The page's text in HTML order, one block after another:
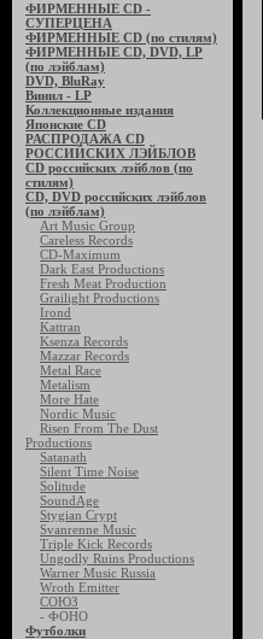
ФИРМЕННЫЕ CD -
СУПЕРЦЕНА
ФИРМЕННЫЕ CD (по стилям)
ФИРМЕННЫЕ CD, DVD, LP
(по лэйблам)
DVD, BluRay
Винил - LP
Коллекционные издания
Японские CD
РАСПРОДАЖА CD
РОССИЙСКИХ ЛЭЙБЛОВ
CD российских лэйблов (по
стилям)
CD, DVD российских лэйблов
(по лэйблам)
Art Music Group
Careless Records
CD-Maximum
Dark East Productions
Fresh Meat Production
Grailight Productions
Irond
Kattran
Ksenza Records
Mazzar Records
Metal Race
Metalism
More Hate
Nordic Music
Risen From The Dust
Productions
Satanath
Silent Time Noise
Solitude
SoundAge
Stygian Crypt
Svanrenne Music
Triple Kick Records
Ungodly Ruins Productions
Warner Music Russia
Wroth Emitter
СОЮЗ
- ФОНО
Футболки